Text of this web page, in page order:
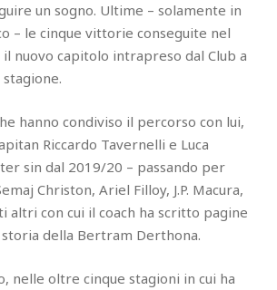
un sogno. Ultime – solamente in
– le cinque vittorie conseguite nel
il nuovo capitolo intrapreso dal Club a
hanno condiviso il percorso con lui,
Riccardo Tavernelli e Luca
sin dal 2019/20 – passando per
Christon, Ariel Filloy, J.P. Macura,
altri con cui il coach ha scritto pagine
della Bertram Derthona.
nelle oltre cinque stagioni in cui ha